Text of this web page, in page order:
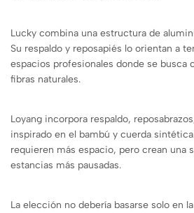
Lucky combina una estructura de
Su respaldo y reposapiés lo orientan a
espacios profesionales donde se busca
fibras naturales.
Loyang incorpora respaldo,
inspirado en el bambú y cuerda
requieren más espacio, pero crean una
estancias más pausadas.
La elección no debería basarse solo en